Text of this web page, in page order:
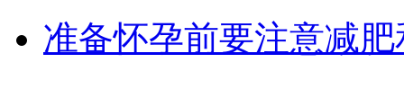
准备怀孕前要注意减